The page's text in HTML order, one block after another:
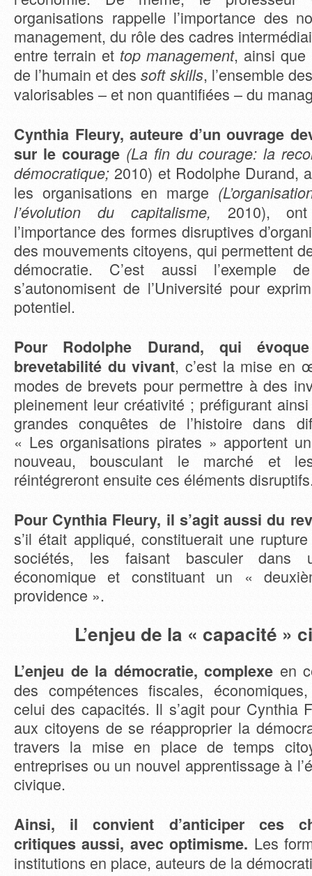
organisations rappelle l’importance des
management, du rôle des cadres
entre terrain et top management, ainsi que
de l’humain et dessoft skills, l’ensemble
valorisables – et non quantifiées – du
Cynthia Fleury, auteure d’un ouvrage
sur le courage (La fin du courage: la
démocratique; 2010) et Rodolphe Durand,
les organisations en marge
l’évolution du capitalisme, 2010),
l’importance des formes disruptives
des mouvements citoyens, qui permettent
démocratie. C’est aussi l’exemple
s’autonomisent de l’Université pour
potentiel.
Pour Rodolphe Durand, qui
brevetabilité du vivant, c’est la mise en
modes de brevets pour permettre à des
pleinement leur créativité ; préfigurant
grandes conquêtes de l’histoire dans
« Les organisations pirates » apportent
nouveau, bousculant le marché et
réintégreront ensuite ces éléments
Pour Cynthia Fleury, il s’agit aussi du
s’il était appliqué, constituerait une
sociétés, les faisant basculer dans
économique et constituant un «
providence ».
L’enjeu de la « capacité »
L’enjeu de la démocratie, complexe en
des compétences fiscales,
celui des capacités. Il s’agit pour Cynthia
aux citoyens de se réapproprier la
travers la mise en place de temps
entreprises ou un nouvel apprentissage à
civique.
Ainsi, il convient d’anticiper ces
critiques aussi, avec optimisme. Les
institutions en place, auteurs de la